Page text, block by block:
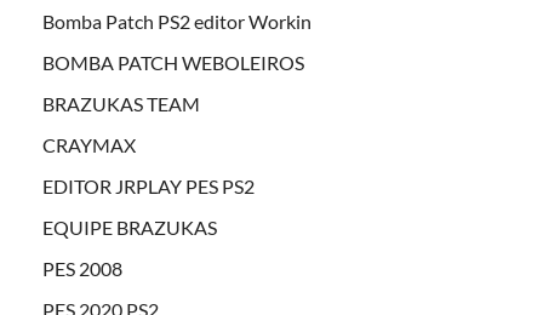
Bomba Patch PS2 editor Workin
BOMBA PATCH WEBOLEIROS
BRAZUKAS TEAM
CRAYMAX
EDITOR JRPLAY PES PS2
EQUIPE BRAZUKAS
PES 2008
PES 2020 PS2